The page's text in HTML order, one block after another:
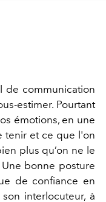
de communication
estimer. Pourtant
émotions, en une
tenir et ce que l'on
plus qu’on ne le
bonne posture
de confiance en
interlocuteur, à